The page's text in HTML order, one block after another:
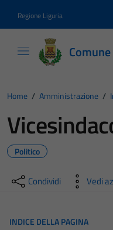
Regione Liguria
Home / Amministrazione /
Politico
Condividi Vedi
INDICE DELLA PAGINA